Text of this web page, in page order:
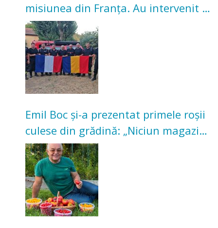
misiunea din Franța. Au intervenit la
incendii de vegetație și pădure
Emil Boc și-a prezentat primele roșii
culese din grădină: „Niciun magazin
nu poate oferi această satisfacție”